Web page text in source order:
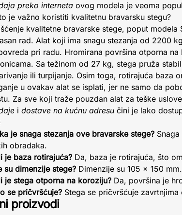
preko interneta ovog modela je veoma
je važno koristiti kvalitetnu bravarsku stegu?
kvalitetne bravarske stege, poput
rad. Alat koji ima snagu stezanja od 2200
pri radu. Hromirana površina otporna
Sa težinom od 27 kg, stega pruža
ili turpijanje. Osim toga, rotirajuća baza
u ovakav alat se isplati, jer ne samo da
Za sve koji traže pouzdan alat za teške
i dostave na kućnu adresu čini je lako
je snaga stezanja ove bravarske stege?
obradaka.
je baza rotirajuća? Da, baza je rotirajuća, što
su dimenzije stege? Dimenzije su 105 x 150 mm.
je stega otporna na koroziju? Da, površina je
se pričvršćuje? Stega se pričvršćuje
proizvodi